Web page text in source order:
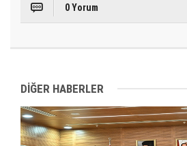
0 Yorum
DİĞER HABERLER